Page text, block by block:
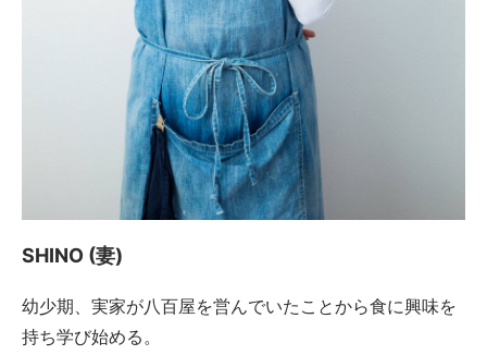
SHINO (妻)
幼少期、実家が八百屋を営んでいたことから食に興味を
持ち学び始める。